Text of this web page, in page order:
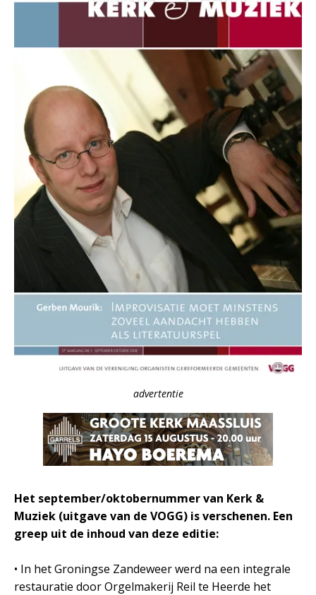
advertentie
Het september/oktobernummer van Kerk &
Muziek (uitgave van de VOGG) is verschenen. Een
greep uit de inhoud van deze editie:
• In het Groningse Zandeweer werd na een integrale
restauratie door Orgelmakerij Reil te Heerde het